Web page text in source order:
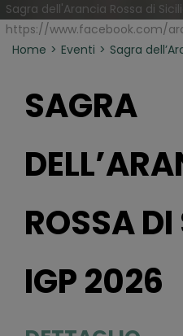
Sagra dell'Arancia Rossa di
https://www.facebook.com/
Home
Eventi Sagra
SAGRA
ROSSA
IGP 2026